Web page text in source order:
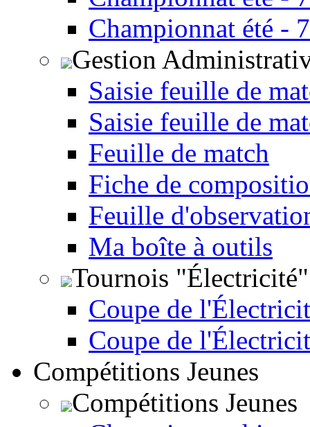
Championnat été -
Gestion
Saisie feuille de
Saisie feuille de
Feuille de match
Fiche de
Feuille
Ma boîte à outils
Tournois "Électricité"
Coupe de
Coupe de
Compétitions Jeunes
Compétitions Jeunes